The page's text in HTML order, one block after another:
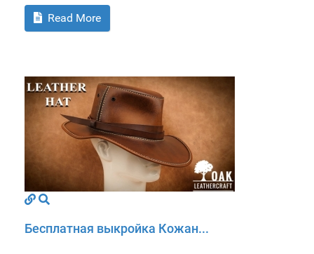
Read More
Бесплатная выкройка Кожан...